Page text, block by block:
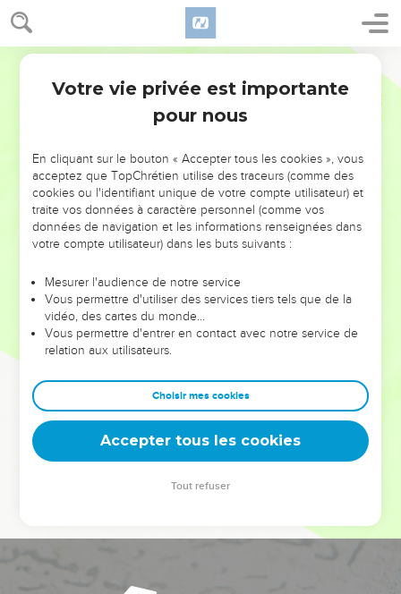
NE MANQUEZ PAS L’ÉVÉNEMENT
DE L’ANNÉE !
ET SI LEURS ERREURS POUVAIENT VOUS ÉVITER LES
VOTRES ?
leur foi ou leur vision. Mais on voit moins les doutes, les erreurs
et les saisons difficiles qu'ils ont traversés, alors même que ce
sont elles qui les ont façonnés.
Dans cette conférence, leaders, entrepreneurs, et responsables
clés pour avancer avec plus de sagesse afin que leurs erreurs
deviennent vos tremplins. Que vous guidiez un ministère, une
équipe, un groupe ou une famille, leur expérience est faite
Votre vie privée est importante
pour nous
En cliquant sur le bouton « Accepter tous les cookies », vous
acceptez que TopChrétien utilise des traceurs (comme des
cookies ou l'identifiant unique de votre compte utilisateur) et
traite vos données à caractère personnel (comme vos
données de navigation et les informations renseignées dans
votre compte utilisateur) dans les buts suivants :
Mesurer l'audience de notre service
Vous permettre d'utiliser des services tiers tels que de la
vidéo, des cartes du monde…
Vous permettre d'entrer en contact avec notre service de
relation aux utilisateurs.
Choisir mes cookies
Accepter tous les cookies
Tout refuser